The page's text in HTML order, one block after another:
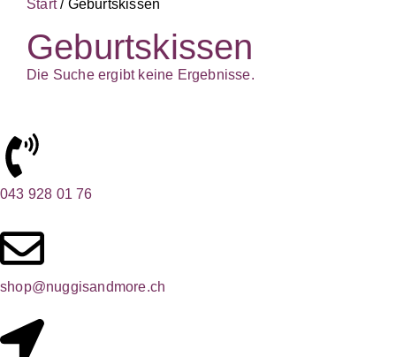
Start/ Geburtskissen
Geburtskissen
Die Suche ergibt keine Ergebnisse.
043 928 01 76
shop@nuggisandmore.ch